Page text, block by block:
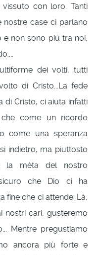
con loro. Tanti
case ci parlano
non sono più tra noi,
dei volti, tutti
di Cristo...La fede
di Cristo, ci aiuta infatti
come un ricordo
come una speranza
indietro, ma piuttosto
la mèta del nostro
che Dio ci ha
fine che ci attende. Là,
nostri cari, gusteremo
Mentre pregustiamo
ancora più forte e